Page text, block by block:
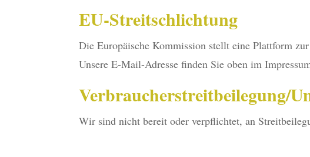
EU-Streitschlichtung
Die Europäische Kommission stellt eine Plattform
Unsere E-Mail-Adresse finden Sie oben im
Verbraucher­streit­beilegung/
Wir sind nicht bereit oder verpflichtet, an